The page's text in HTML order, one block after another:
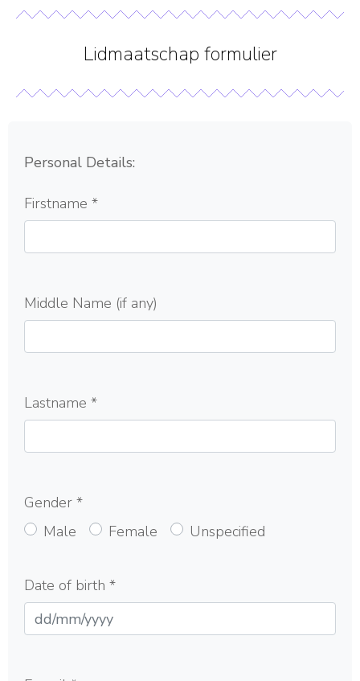
Lidmaatschap formulier
Personal Details:
Firstname *
Middle Name (if any)
Lastname *
Gender *
Male
Female Unspecified
Date of birth *